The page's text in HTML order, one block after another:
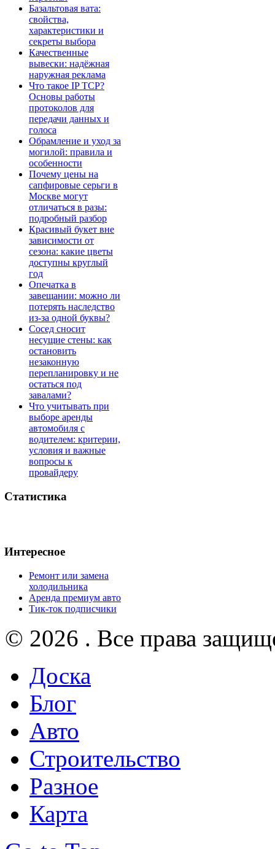
Базальтовая вата:
свойства,
характеристики и
секреты выбора
Качественные
вывески: надёжная
наружная реклама
Что такое IP TCP?
Основы работы
протоколов для
передачи данных и
голоса
Обрамление и уход за
могилой: правила и
особенности
Почему цены на
сапфировые серьги в
Москве могут
отличаться в разы:
подробный разбор
Красивый букет вне
зависимости от
сезона: какие цветы
доступны круглый
год
Опечатка в
завещании: можно ли
потерять наследство
из-за одной буквы?
Сосед сносит
несущие стены: как
остановить
незаконную
перепланировку и не
остаться под
завалами?
Что учитывать при
выборе аренды
автомобиля с
водителем: критерии,
условия и важные
вопросы к
провайдеру
Статистика
Интересное
Ремонт или замена
холодильника
Аренда премиум авто
Тик-ток подписчики
© 2026 . Все права
Доска
Блог
Авто
Строительство
Разное
Карта